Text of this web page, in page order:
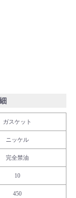
ガスケット
ニッケル
完全禁油
10
450